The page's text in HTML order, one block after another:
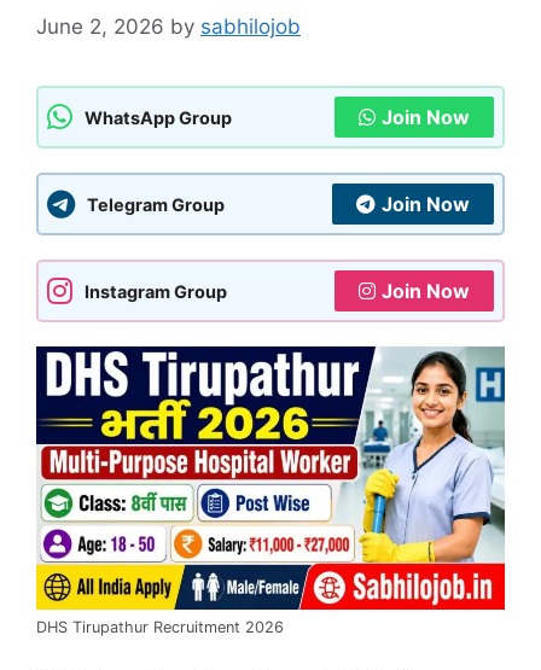
June 2, 2026 by sabhilojob
WhatsApp Group Join Now
Telegram Group Join Now
Instagram Group Join Now
DHS Tirupathur Recruitment 2026